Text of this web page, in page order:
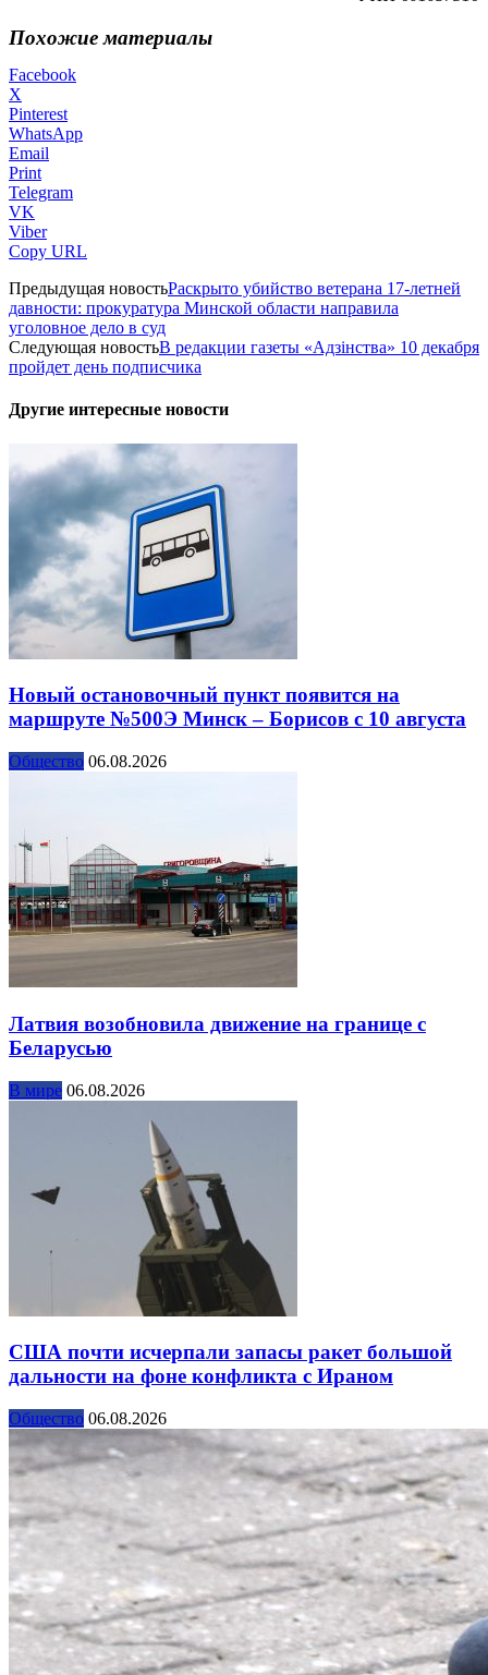
Похожие материалы
Facebook
X
Pinterest
WhatsApp
Email
Print
Telegram
VK
Viber
Copy URL
Предыдущая новостьРаскрыто убийство ветерана 17-летней
давности: прокуратура Минской области направила
уголовное дело в суд
Следующая новостьВ редакции газеты «Адзінства» 10 декабря
пройдет день подписчика
Другие интересные новости
Новый остановочный пункт появится на
маршруте №500Э Минск – Борисов с 10 августа
Общество 06.08.2026
Латвия возобновила движение на границе с
Беларусью
В мире 06.08.2026
США почти исчерпали запасы ракет большой
дальности на фоне конфликта с Ираном
Общество 06.08.2026